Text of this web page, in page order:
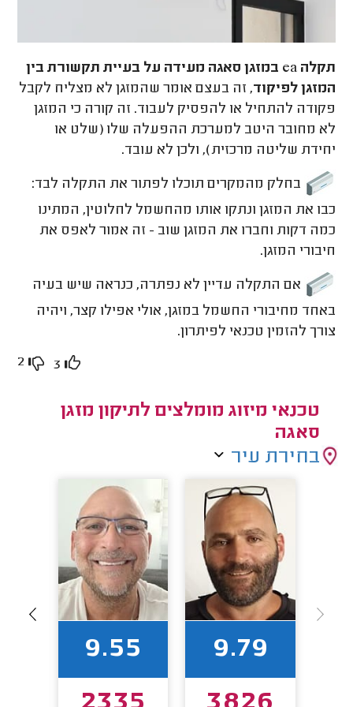
תקלה ea במזגן סאגה מעידה על בעיית תקשורת בין
המזגן לפיקוד, זה בעצם אומר שהמזגן לא מצליח לקבל
פקודה להתחיל או להפסיק לעבוד. זה קורה כי המזגן
לא מחובר היטב למערכת ההפעלה שלו (שלט או
יחידת שליטה מרכזית), ולכן לא עובד.
בחלק מהמקרים תוכלו לפתור את התקלה לבד:
כבו את המזגן ונתקו אותו מהחשמל לחלוטין, המתינו
כמה דקות וחברו את המזגן שוב - זה אמור לאפס את
חיבורי המזגן.
אם התקלה עדיין לא נפתרה, כנראה שיש בעיה
באחד מחיבורי החשמל במזגן, אולי אפילו קצר, ויהיה
צורך להזמין טכנאי לפיתרון.
3
2
טכנאי מיזוג מומלצים לתיקון מזגן
סאגה
בחירת עיר
9.79
9.55